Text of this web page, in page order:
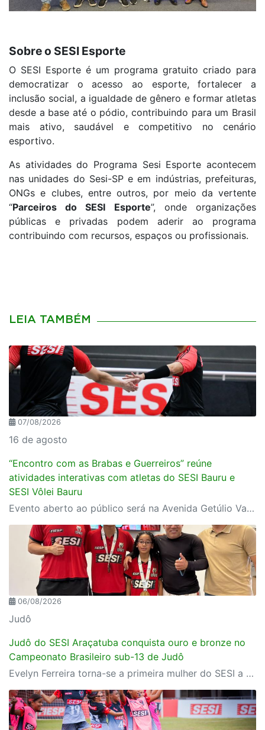
Sobre o SESI Esporte
O SESI Esporte é um programa gratuito criado para
democratizar o acesso ao esporte, fortalecer a
inclusão social, a igualdade de gênero e formar atletas
desde a base até o pódio, contribuindo para um Brasil
mais ativo, saudável e competitivo no cenário
esportivo.
As atividades do Programa Sesi Esporte acontecem
nas unidades do Sesi-SP e em indústrias, prefeituras,
ONGs e clubes, entre outros, por meio da vertente
“Parceiros do SESI Esporte”, onde organizações
públicas e privadas podem aderir ao programa
contribuindo com recursos, espaços ou profissionais.
LEIA TAMBÉM
07/08/2026
16 de agosto
“Encontro com as Brabas e Guerreiros” reúne
atividades interativas com atletas do SESI Bauru e
SESI Vôlei Bauru
Evento aberto ao público será na Avenida Getúlio Vargas, no domingo, 16, às 9h, com revelação do novo uniforme da equipe
06/08/2026
Judô
Judô do SESI Araçatuba conquista ouro e bronze no
Campeonato Brasileiro sub-13 de Judô
Evelyn Ferreira torna-se a primeira mulher do SESI a conquistar o título brasileiro da categoria Sub-13. Thales Hara também sobe ao pódio e consolida Araçatuba como referência nacional na formação de jovens judocas.